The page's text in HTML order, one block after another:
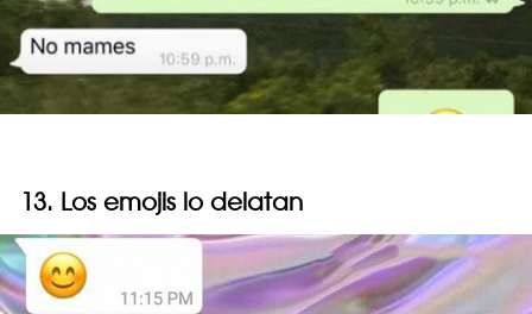
13. Los emojis lo delatan